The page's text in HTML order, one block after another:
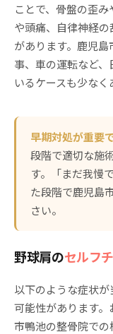
ことで、骨盤の歪
や頭痛、自律神経
があります。鹿児
事、車の運転など
いるケースも少なく
早期対処が重要で
段階で適切な施
す。「まだ我慢
た段階で鹿児島
さい。
野球肩のセルフ
以下のような症状
可能性があります
市鴨池の整骨院での